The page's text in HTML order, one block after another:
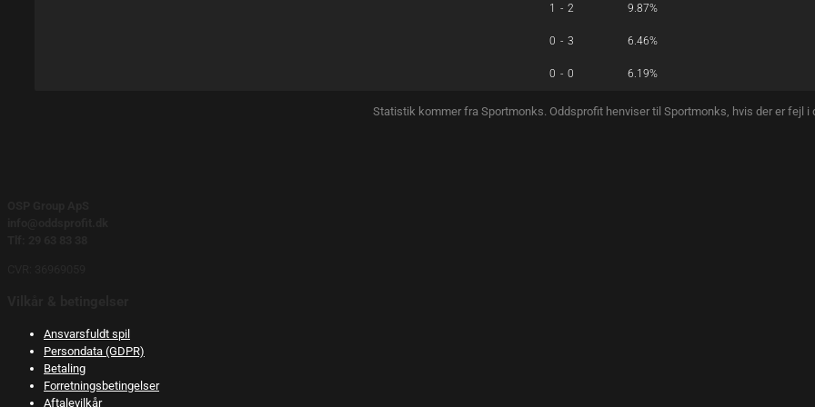
1-2 9.87%
0-3 6.46%
0-0 6.19%
Statistik kommer fra Sportmonks. Oddsprofit henviser til Sportmonks, hvis der er fejl i
Ansvarsfuldt spil
Persondata (GDPR)
Betaling
Forretningsbetingelser
Aftalevilkår